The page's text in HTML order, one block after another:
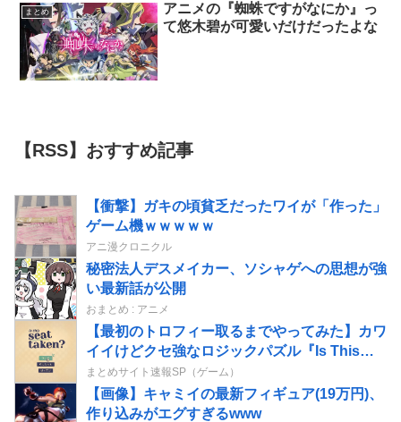
まとめ
アニメの『蜘蛛ですがなにか』っ
て悠木碧が可愛いだけだったよな
【RSS】おすすめ記事
【衝撃】ガキの頃貧乏だったワイが「作った」
ゲーム機ｗｗｗｗｗ
アニ漫クロニクル
秘密法人デスメイカー、ソシャゲへの思想が強
い最新話が公開
おまとめ : アニメ
【最初のトロフィー取るまでやってみた】カワ
イイけどクセ強なロジックパズル『Is This
Seat Taken?』こだわりの強いキャラたちのお
気に入りの一席を探してあげよう！
まとめサイト速報SP（ゲーム）
【画像】キャミイの最新フィギュア(19万円)、
作り込みがエグすぎるwww